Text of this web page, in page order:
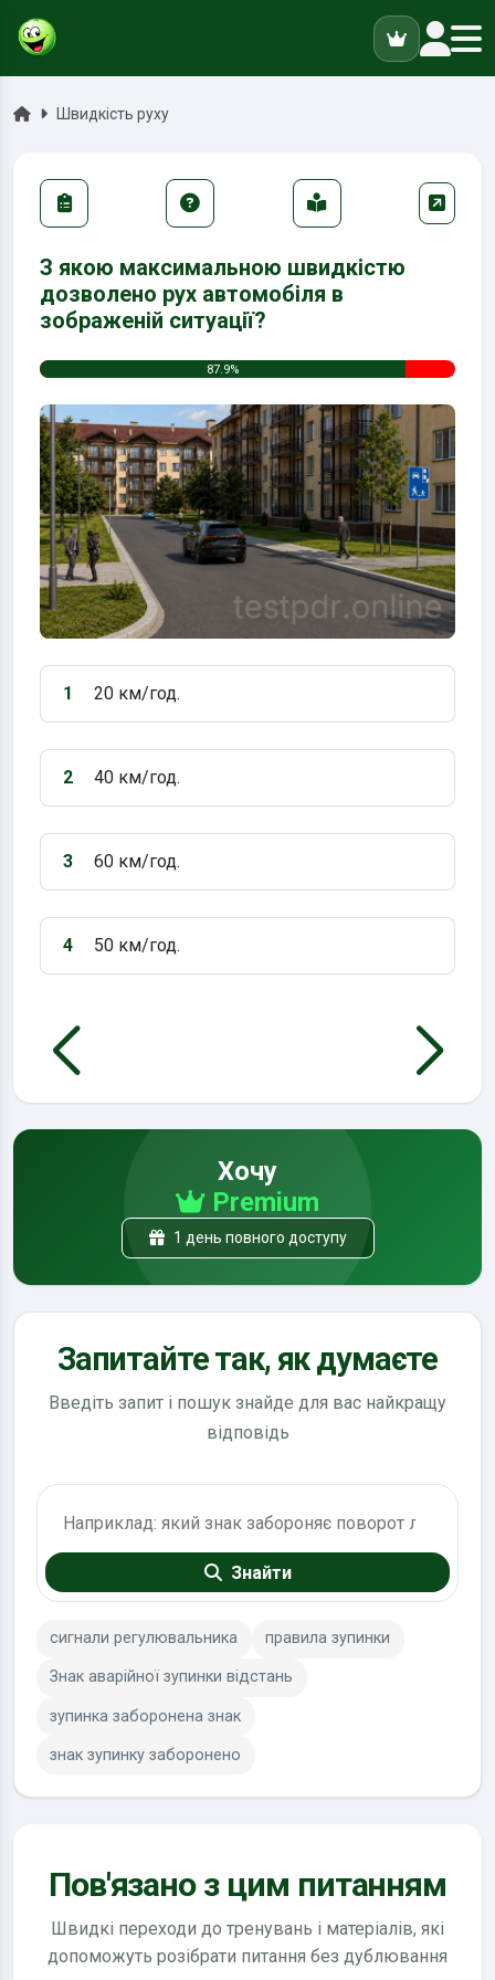
ГоловнаШвидкість руху
З якою максимальною швидкістю
дозволено рух автомобіля в
зображеній ситуації?
87.9%
Варіант 1:
1 20 км/год.
Варіант 2:
2 40 км/год.
Варіант 3:
3 60 км/год.
Варіант 4:
4 50 км/год.
Хочу
Premium
1 день повного доступу
Запитайте так, як думаєте
Введіть запит і пошук знайде для вас найкращу
відповідь
Знайти
сигнали регулювальника правила зупинки
Знак аварійної зупинки відстань
зупинка заборонена знак
знак зупинку заборонено
Пов'язано з цим питанням
Швидкі переходи до тренувань і матеріалів, які
допоможуть розібрати питання без дублювання